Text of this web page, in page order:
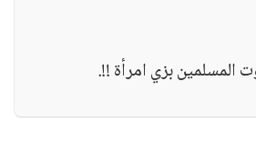
بزي امرأة !!.